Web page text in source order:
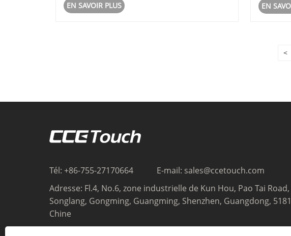
tactile de commande en libre-service s'est
EN SAVOIR PLUS EN
<
Tél: +86-755-27170664 E-mail: sales@ccetouch.com
Adresse: Fl.4, No.6, zone industrielle de Kun Hou, Pao Tai Road,
Songlang, Gongming, Guangming, Shenzhen, Guangdong,
Chine